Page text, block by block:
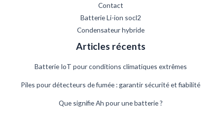
Contact
Batterie Li-ion socl2
Condensateur hybride
Articles récents
Batterie IoT pour conditions climatiques extrêmes
Piles pour détecteurs de fumée : garantir sécurité et fiabilité
Que signifie Ah pour une batterie ?